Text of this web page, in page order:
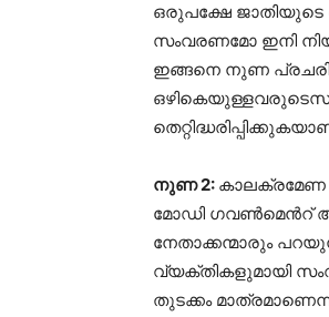
ഒരുപക്ഷേ ജാതിയുടെ
സംവരണമോ ഇനി
ഇങ്ങനെ നുണ
നുണ 2:
മോഡി ഗവൺമെൻറ്
നേതാക്കന്മാരും
വ്യക്തികളുമായി
തുടക്കം